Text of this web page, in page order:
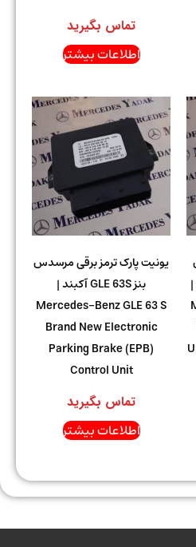
تماس بگیرید
اطلاعات بیشتر
پارک ترمز برقی مرسدس
بنز GLE 63S آکبند |
Mercedes-Benz GLE 63 S
Brand New Electronic
Parking Brake (EPB)
Control Unit
تماس بگیرید
اطلاعات بیشتر